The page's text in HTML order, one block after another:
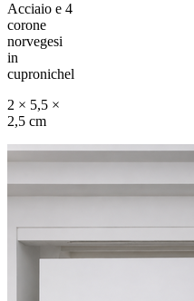
Acciaio e 4
corone
norvegesi
in
cupronichel
2 × 5,5 ×
2,5 cm